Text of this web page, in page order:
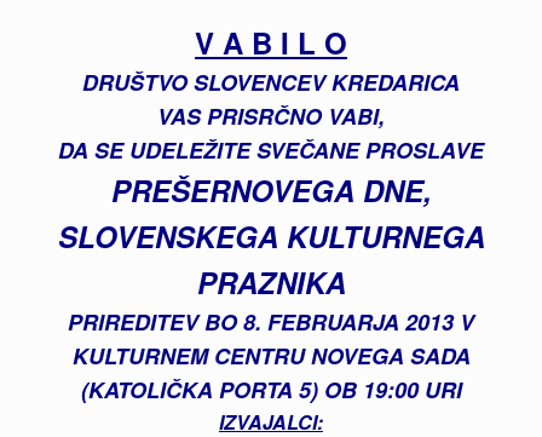
V A B I L O
DRUŠTVO SLOVENCEV KREDARICA
VAS PRISRČNO VABI,
DA SE UDELEŽITESVEČANE PROSLAVE
PREŠERNOVEGA DNE,
SLOVENSKEGA KULTURNEGA
PRAZNIKA
PRIREDITEV BO 8. FEBRUARJA 2013 V
KULTURNEM CENTRU NOVEGA SADA
(KATOLIČKA PORTA 5) OB 19:00 URI
IZVAJALCI: